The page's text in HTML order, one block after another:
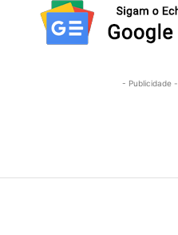
- Publicidade -